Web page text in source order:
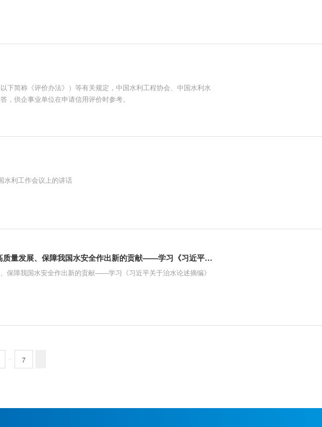
下简称《评价办法》）等有关规定，中国水利工程协会、中国水利水
，供企事业单位在申请信用评价时参考。
利工作会议上的讲话
《人民日报》刊发水利部党组理论学习中心组署名文章：为推动水利高质量发展、保障我国水安全作出新的贡献——学习《习近平关于治水论述摘编》
保障我国水安全作出新的贡献——学习《习近平关于治水论述摘编》
... 7